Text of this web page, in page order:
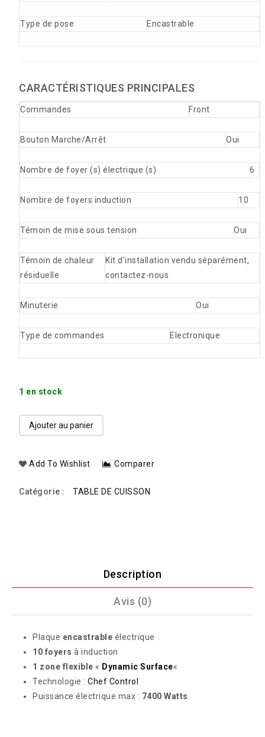
Type de pose Encastrable
CARACTÉRISTIQUES PRINCIPALES
Commandes Front
Bouton Marche/Arrêt Oui
Nombre de foyer (s) électrique (s) 6
Nombre de foyers induction 10
Témoin de mise sous tension Oui
Témoin de chaleur
résiduelle
Kit d’installation vendu séparément,
contactez-nous
Minuterie Oui
Type de commandes Electronique
1 en stock
Ajouter au panier
Add To Wishlist Comparer
Catégorie : TABLE DE CUISSON
Description
Avis (0)
Plaque encastrable électrique
10 foyers à induction
1 zone flexible « Dynamic Surface«
Technologie :Chef Control
Puissance électrique max : 7400 Watts